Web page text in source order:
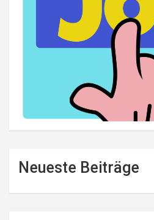
Neueste Beiträge